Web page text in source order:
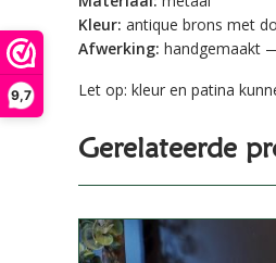
9,7
Kleur: antique brons met
Afwerking: handgemaakt
Let op: kleur en patina
Gerelateerde